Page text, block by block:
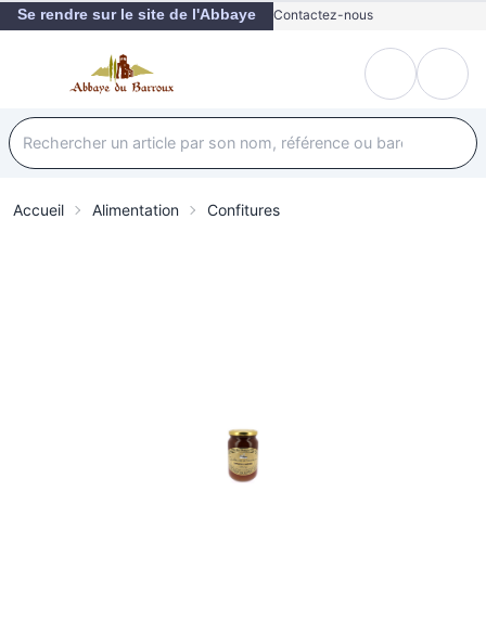
Se rendre sur le site de l'Abbaye Contactez-nous
Accueil Alimentation Confitures